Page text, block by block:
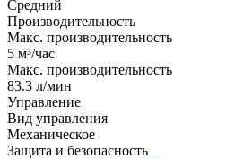
Средний
Производительность
Макс. производительность
5 м³/час
Макс. производительность
83.3 л/мин
Управление
Вид управления
Механическое
Защита и безопасность